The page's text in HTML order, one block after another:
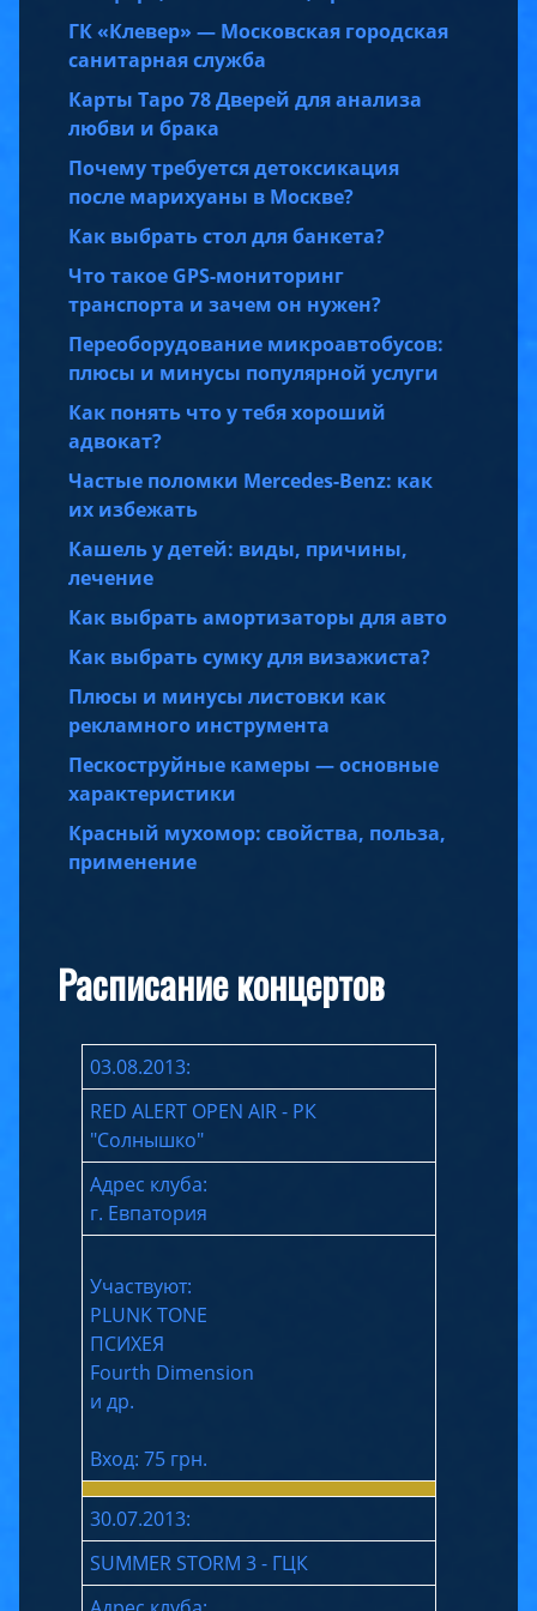
ГК «Клевер» — Московская городская
санитарная служба
Карты Таро 78 Дверей для анализа
любви и брака
Почему требуется детоксикация
после марихуаны в Москве?
Как выбрать стол для банкета?
Что такое GPS-мониторинг
транспорта и зачем он нужен?
Переоборудование микроавтобусов:
плюсы и минусы популярной услуги
Как понять что у тебя хороший
адвокат?
Частые поломки Mercedes-Benz: как
их избежать
Кашель у детей: виды, причины,
лечение
Как выбрать амортизаторы для авто
Как выбрать сумку для визажиста?
Плюсы и минусы листовки как
рекламного инструмента
Пескоструйные камеры — основные
характеристики
Красный мухомор: свойства, польза,
применение
Расписание концертов
03.08.2013:
RED ALERT OPEN AIR - РК
"Солнышко"
Адрес клуба:
г. Евпатория
Участвуют:
PLUNK TONE
ПСИХЕЯ
Fourth Dimension
и др.
Вход: 75 грн.
30.07.2013:
SUMMER STORM 3 - ГЦК